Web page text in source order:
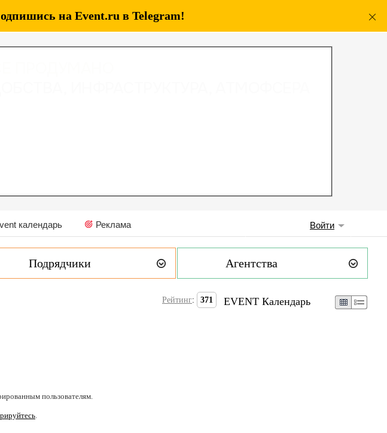
на Event.ru в Telegram!
календарь Реклама Войти
Подрядчики Агентства
Рейтинг: 371
пользователям.
.
EVENT Календарь